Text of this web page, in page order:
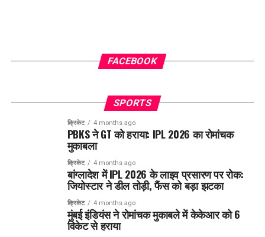
FACEBOOK
SPORTS
क्रिकेट 4 months ago
PBKS ने GT को हराया: IPL 2026 का रोमांचक
मुकाबला
क्रिकेट 4 months ago
बांग्लादेश में IPL 2026 के लाइव प्रसारण पर रोक:
जियोस्टार ने डील तोड़ी, फैंस को बड़ा झटका
क्रिकेट 4 months ago
मुंबई इंडियंस ने रोमांचक मुकाबले में केकेआर को 6
विकेट से हराया